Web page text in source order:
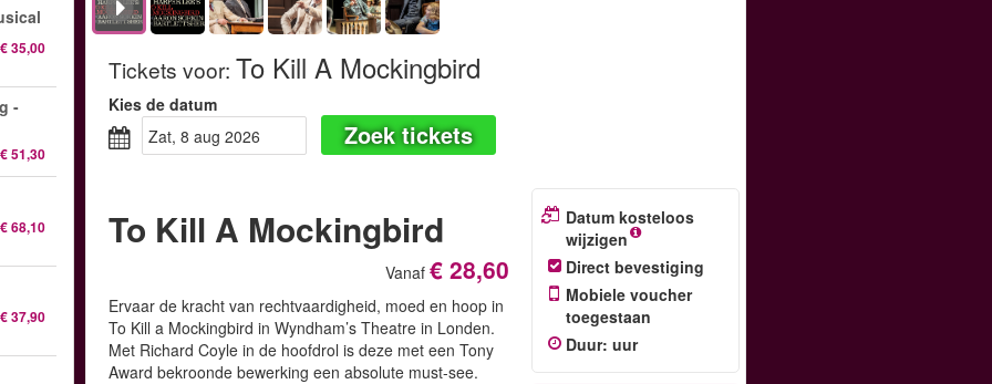
€ 35,00
-
€ 51,30
€ 68,10
€ 37,90
Tickets voor:To Kill A Mockingbird
Kies de datum
zat, 8 aug 2026
Zoek tickets
To Kill A Mockingbird
Vanaf € 28,60
Ervaar de kracht van rechtvaardigheid, moed en hoop in
To Kill a Mockingbird in Wyndham’s Theatre in Londen.
Met Richard Coyle in de hoofdrol is deze met een Tony
Award bekroonde bewerking een absolute must-see.
Datum kosteloos
wijzigen
Direct bevestiging
Mobiele voucher
toegestaan
Duur: uur